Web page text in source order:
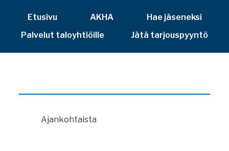
Etusivu AKHA
Hae jäseneksi
Palvelut taloyhtiöille
Jätä tarjouspyyntö
Ajankohtaista